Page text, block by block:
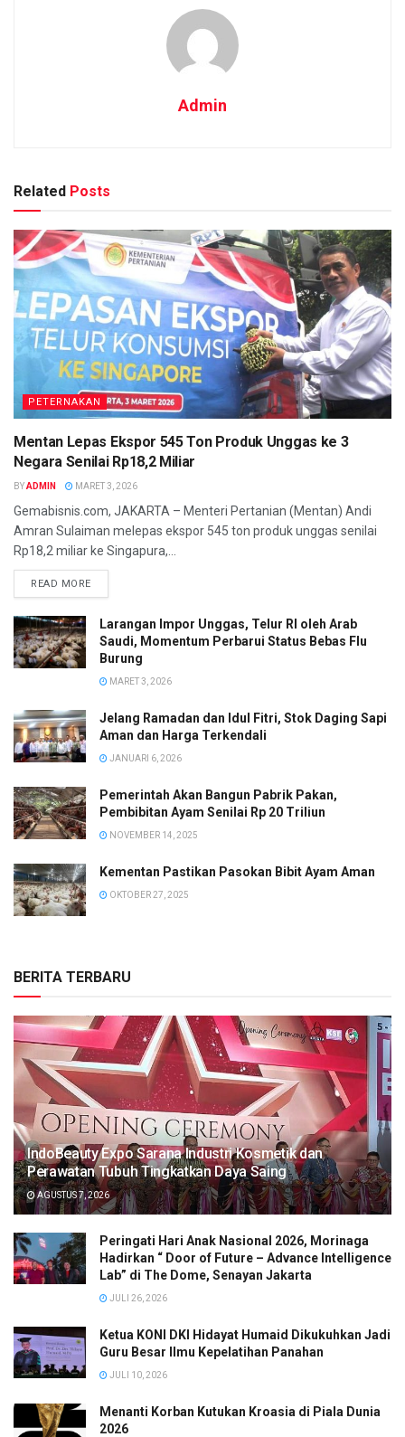
Admin
Related Posts
PETERNAKAN
Mentan Lepas Ekspor 545 Ton Produk Unggas ke 3
Negara Senilai Rp18,2 Miliar
BYADMIN MARET 3, 2026
Gemabisnis.com, JAKARTA – Menteri Pertanian (Mentan) Andi
Amran Sulaiman melepas ekspor 545 ton produk unggas senilai
Rp18,2 miliar ke Singapura,...
READ MORE
Larangan Impor Unggas, Telur RI oleh Arab
Saudi, Momentum Perbarui Status Bebas Flu
Burung
MARET 3, 2026
Jelang Ramadan dan Idul Fitri, Stok Daging Sapi
Aman dan Harga Terkendali
JANUARI 6, 2026
Pemerintah Akan Bangun Pabrik Pakan,
Pembibitan Ayam Senilai Rp 20 Triliun
NOVEMBER 14, 2025
Kementan Pastikan Pasokan Bibit Ayam Aman
OKTOBER 27, 2025
BERITA TERBARU
IndoBeauty Expo Sarana Industri Kosmetik dan
Perawatan Tubuh Tingkatkan Daya Saing
AGUSTUS 7, 2026
Peringati Hari Anak Nasional 2026, Morinaga
Hadirkan “ Door of Future – Advance Intelligence
Lab” di The Dome, Senayan Jakarta
JULI 26, 2026
Ketua KONI DKI Hidayat Humaid Dikukuhkan Jadi
Guru Besar Ilmu Kepelatihan Panahan
JULI 10, 2026
Menanti Korban Kutukan Kroasia di Piala Dunia
2026